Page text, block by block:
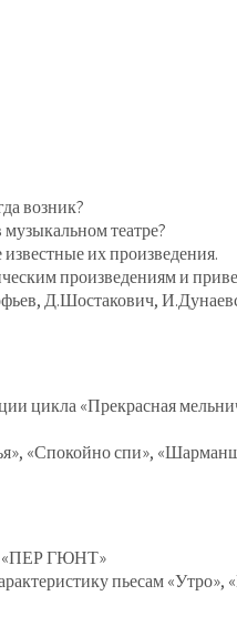
возник?
театре?
их произведения.
произведениям и
Д.Шостакович,
цикла «Прекрасная
«Спокойно спи»,
ГЮНТ»
пьесам